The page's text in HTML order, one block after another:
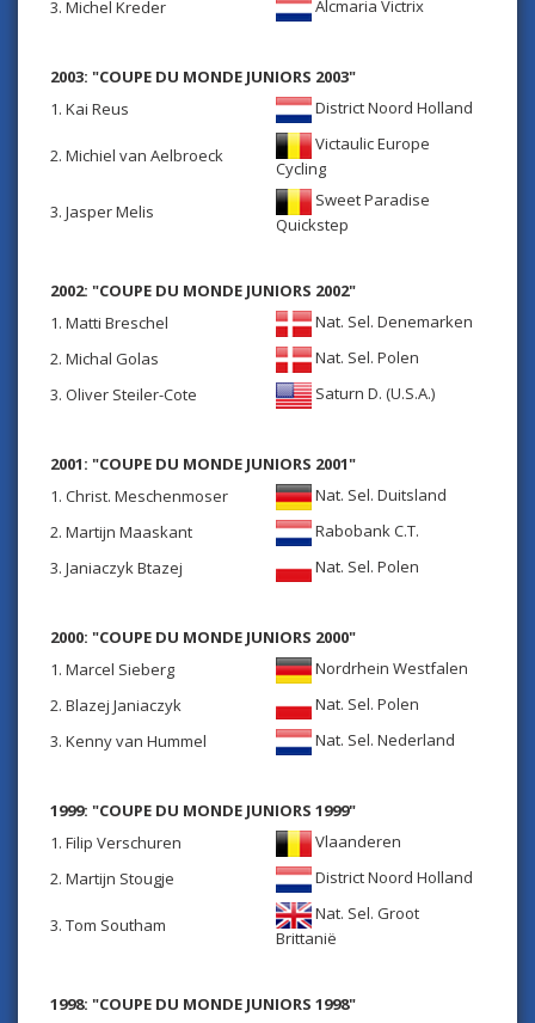
3. Michel Kreder
Alcmaria Victrix
2003: "COUPE DU MONDE JUNIORS 2003"
1. Kai Reus
District Noord Holland
2. Michiel van Aelbroeck
Victaulic Europe
Cycling
3. Jasper Melis
Sweet Paradise
Quickstep
2002: "COUPE DU MONDE JUNIORS 2002"
1. Matti Breschel
Nat. Sel. Denemarken
2. Michal Golas
Nat. Sel. Polen
3. Oliver Steiler-Cote
Saturn D. (U.S.A.)
2001: "COUPE DU MONDE JUNIORS 2001"
1. Christ. Meschenmoser
Nat. Sel. Duitsland
2. Martijn Maaskant
Rabobank C.T.
3. Janiaczyk Btazej
Nat. Sel. Polen
2000: "COUPE DU MONDE JUNIORS 2000"
1. Marcel Sieberg
Nordrhein Westfalen
2. Blazej Janiaczyk
Nat. Sel. Polen
3. Kenny van Hummel
Nat. Sel. Nederland
1999: "COUPE DU MONDE JUNIORS 1999"
1. Filip Verschuren
Vlaanderen
2. Martijn Stougje
District Noord Holland
3. Tom Southam
Nat. Sel. Groot
Brittanië
1998: "COUPE DU MONDE JUNIORS 1998"